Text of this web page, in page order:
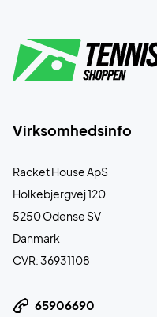
Virksomhedsinfo
Racket House ApS
Holkebjergvej 120
5250 Odense SV
Danmark
CVR: 36931108
65906690